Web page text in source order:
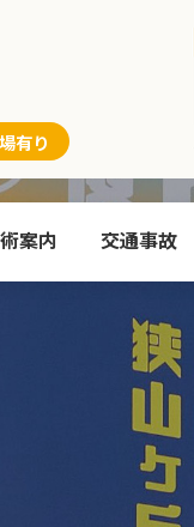
有り
案内 交通事故